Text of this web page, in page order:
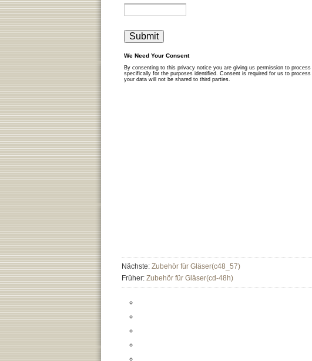
Nächste: Zubehör für Gläser(c48_57)
Früher: Zubehör für Gläser(cd-48h)